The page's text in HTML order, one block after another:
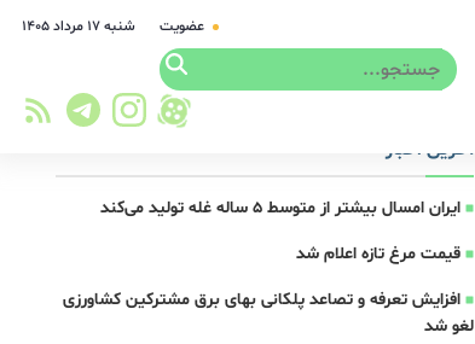
عضویت شنبه ۱۷ مرداد ۱۴۰۵
آخرین اخبار
ایران امسال بیشتر از متوسط 5 ساله غله تولید می‌کند
قیمت مرغ تازه اعلام شد
افزایش تعرفه و تصاعد پلکانی بهای برق مشترکین کشاورزی
لغو شد